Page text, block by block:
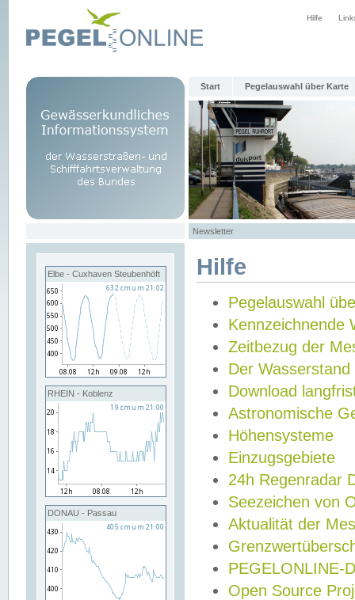
Hilfe
Start Pegelauswahl über Karte
Newsletter
Elbe - Cuxhaven Steubenhöft
RHEIN - Koblenz
DONAU - Passau
Hilfe
Pegelauswahl
Kennzeichnende
Zeitbezug der
Der Wasserstand
Download
Astronomische
Höhensysteme
Einzugsgebiete
24h Regenradar
Seezeichen von
Aktualität der
PEGELONLINE-
Open Source